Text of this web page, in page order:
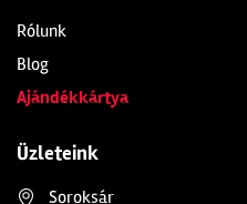
Rólunk
Blog
Ajándékkártya
Üzleteink
Soroksár